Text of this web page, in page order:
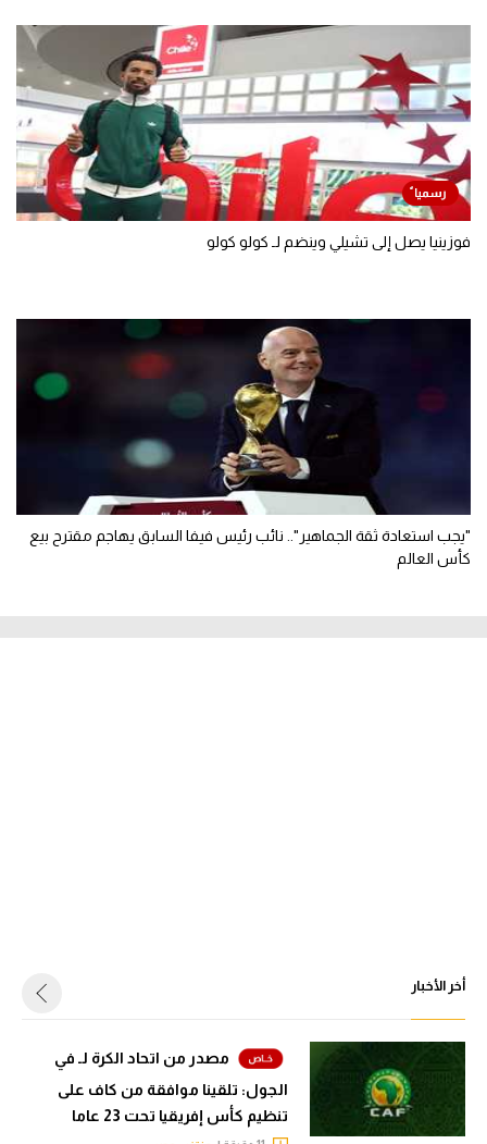
فوزينيا يصل إلى تشيلي وينضم لـ كولو كولو
"يجب استعادة ثقة الجماهير".. نائب رئيس فيفا السابق يهاجم مقترح بيع
كأس العالم
أخر الأخبار
مصدر من اتحاد الكرة لـ في
الجول: تلقينا موافقة من كاف على
تنظيم كأس إفريقيا تحت 23 عاما